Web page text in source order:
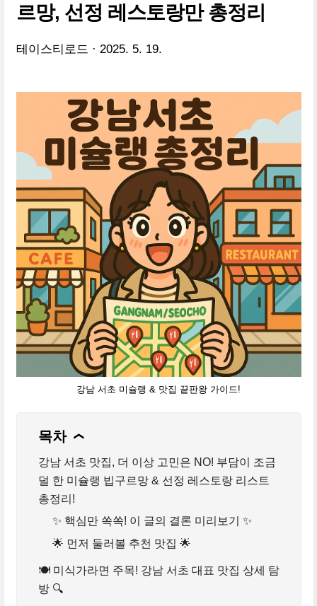
르망, 선정 레스토랑만 총정리
테이스티로드 2025. 5. 19.
강남 서초 미슐랭 & 맛집 끝판왕 가이드!
목차 ❯
강남 서초 맛집, 더 이상 고민은 NO! 부담이 조금
덜 한 미슐랭 빕구르망 & 선정 레스토랑 리스트
총정리!
✨ 핵심만 쏙쏙! 이 글의 결론 미리보기 ✨
🌟 먼저 둘러볼 추천 맛집 🌟
🍽️ 미식가라면 주목! 강남 서초 대표 맛집 상세 탐
방 🔍